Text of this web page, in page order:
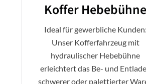
Koffer Hebebühne
Ideal für gewerbliche Kunden:
Unser Kofferfahrzeug mit
hydraulischer Hebebühne
erleichtert das Be- und
schwerer oder palettierter